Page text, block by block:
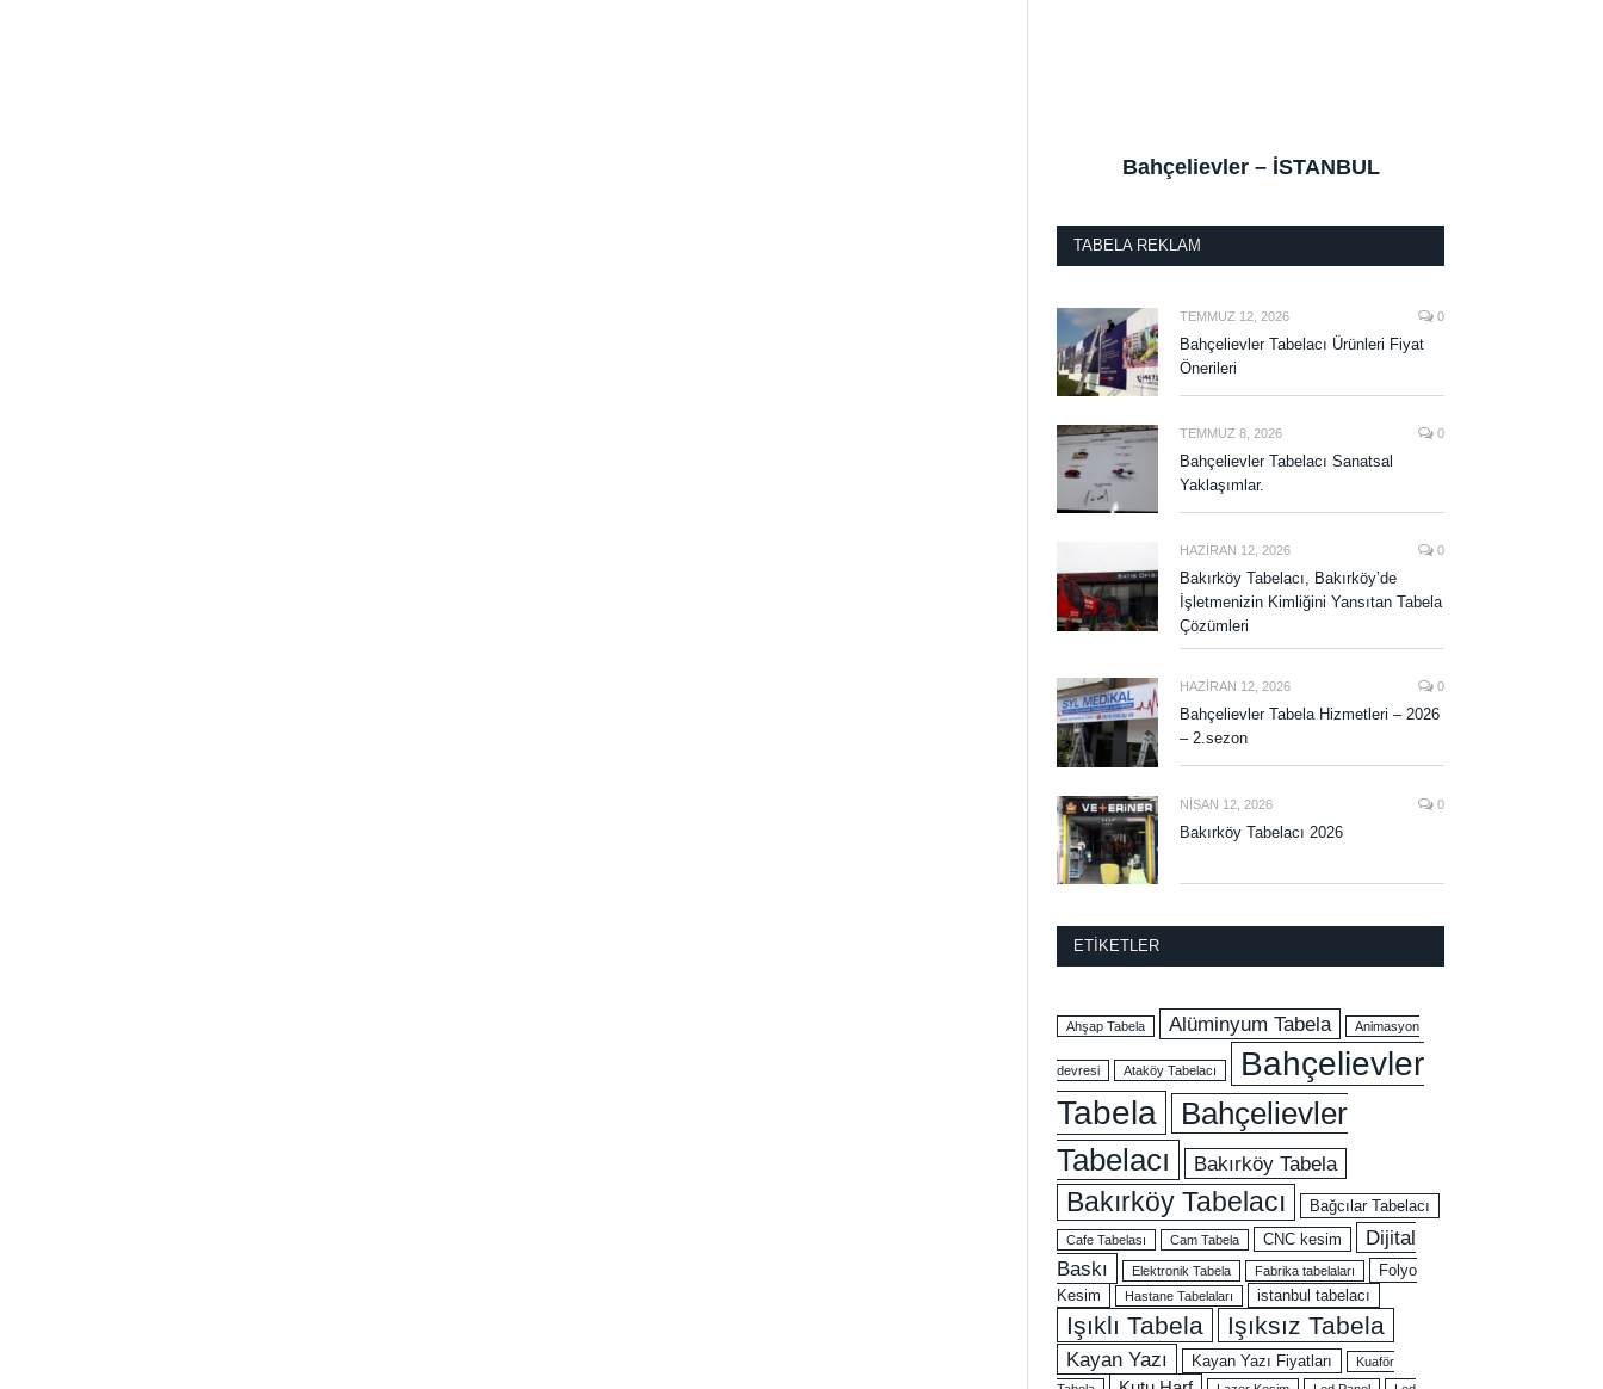
Bahçelievler – İSTANBUL
TABELA REKLAM
TEMMUZ 12, 2026 0
Bahçelievler Tabelacı Ürünleri Fiyat
Önerileri
TEMMUZ 8, 2026 0
Bahçelievler Tabelacı Sanatsal
Yaklaşımlar.
HAZIRAN 12, 2026 0
Bakırköy Tabelacı, Bakırköy’de
İşletmenizin Kimliğini Yansıtan Tabela
Çözümleri
HAZIRAN 12, 2026 0
Bahçelievler Tabela Hizmetleri – 2026
– 2.sezon
NISAN 12, 2026 0
Bakırköy Tabelacı 2026
ETIKETLER
Ahşap Tabela Alüminyum Tabela Animasyon
devresi Ataköy Tabelacı
Bahçelievler
Tabela
Bahçelievler
Tabelacı
Bakırköy Tabela
Bakırköy Tabelacı Bağcılar Tabelacı
Cafe Tabelası Cam Tabela CNC kesim
Dijital
Baskı
Elektronik Tabela Fabrika tabelaları
Folyo
Kesim
Hastane Tabelaları istanbul tabelacı
Işıklı Tabela Işıksız Tabela
Kayan Yazı Kayan Yazı Fiyatları
Kuaför